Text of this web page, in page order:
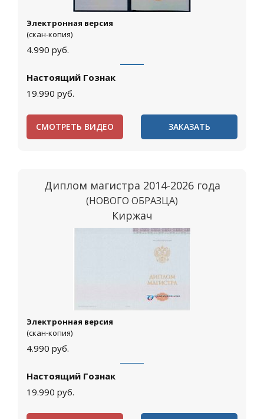
Электронная версия
(скан-копия)
4.990 руб.
Настоящий Гознак
19.990 руб.
СМОТРЕТЬ ВИДЕО ЗАКАЗАТЬ
Диплом магистра 2014-2026 года
(НОВОГО ОБРАЗЦА)
Киржач
Электронная версия
(скан-копия)
4.990 руб.
Настоящий Гознак
19.990 руб.